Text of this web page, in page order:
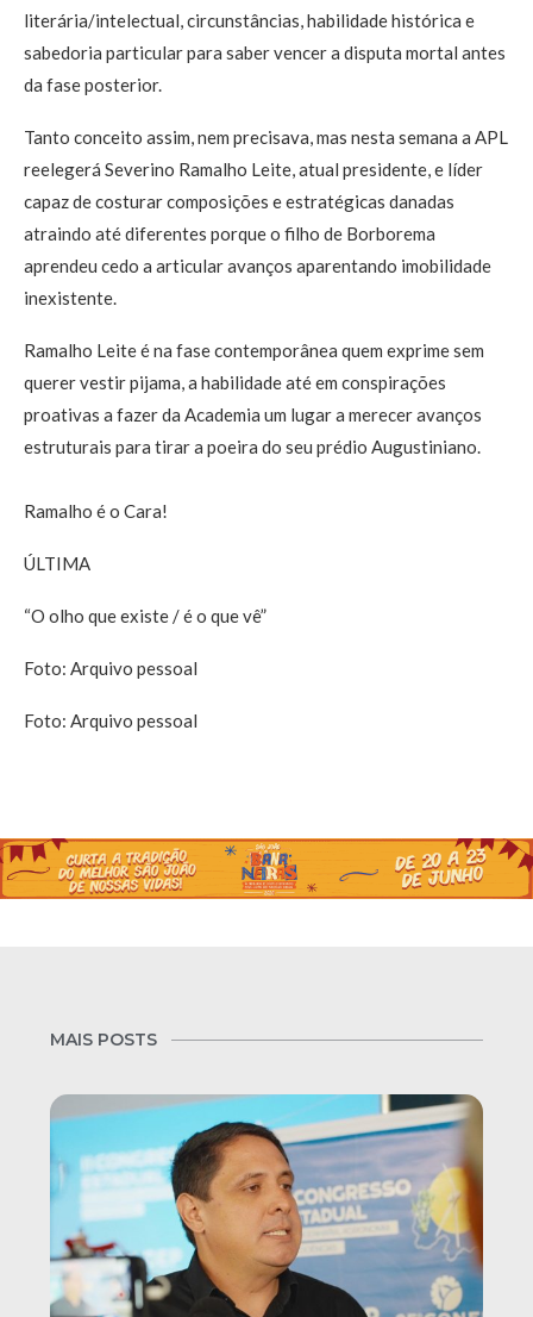
literária/intelectual, circunstâncias, habilidade histórica e
sabedoria particular para saber vencer a disputa mortal antes
da fase posterior.
Tanto conceito assim, nem precisava, mas nesta semana a APL
reelegerá Severino Ramalho Leite, atual presidente, e líder
capaz de costurar composições e estratégicas danadas
atraindo até diferentes porque o filho de Borborema
aprendeu cedo a articular avanços aparentando imobilidade
inexistente.
Ramalho Leite é na fase contemporânea quem exprime sem
querer vestir pijama, a habilidade até em conspirações
proativas a fazer da Academia um lugar a merecer avanços
estruturais para tirar a poeira do seu prédio Augustiniano.
Ramalho é o Cara!
ÚLTIMA
“O olho que existe / é o que vê”
Foto: Arquivo pessoal
Foto: Arquivo pessoal
MAIS POSTS